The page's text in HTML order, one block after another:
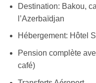
Destination: Bakou,
l’Azerbaïdjan
Hébergement: Hôtel
Pension complète
café)